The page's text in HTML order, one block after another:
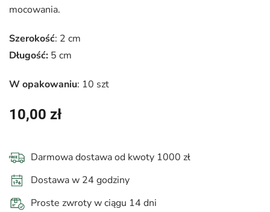
mocowania.
Szerokość: 2 cm
Długość: 5 cm
W opakowaniu: 10 szt
10,00 zł
Darmowa dostawa od kwoty 1000 zł
Dostawa w 24 godziny
Proste zwroty w ciągu 14 dni